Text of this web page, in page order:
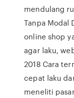
mendulang
Tanpa Modal
online shop
agar laku,
2018 Cara
cepat laku
meneliti